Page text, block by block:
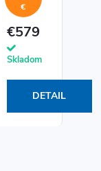
€
€579
Skladom
DETAIL